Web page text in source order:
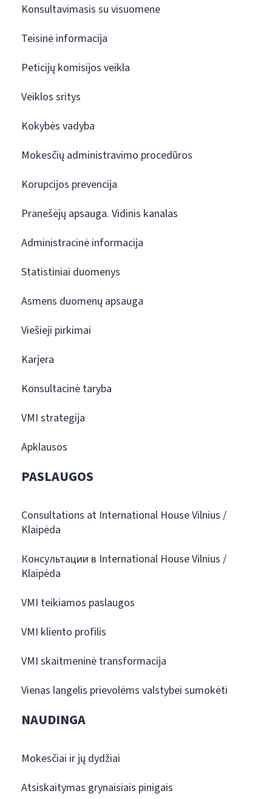
Konsultavimasis su visuomene
Teisinė informacija
Peticijų komisijos veikla
Veiklos sritys
Kokybės vadyba
Mokesčių administravimo procedūros
Korupcijos prevencija
Pranešėjų apsauga. Vidinis kanalas
Administracinė informacija
Statistiniai duomenys
Asmens duomenų apsauga
Viešieji pirkimai
Karjera
Konsultacinė taryba
VMI strategija
Apklausos
PASLAUGOS
Consultations at International House Vilnius /
Klaipėda
Консультации в International House Vilnius /
Klaipėda
VMI teikiamos paslaugos
VMI kliento profilis
VMI skaitmeninė transformacija
Vienas langelis prievolėms valstybei sumokėti
NAUDINGA
Mokesčiai ir jų dydžiai
Atsiskaitymas grynaisiais pinigais